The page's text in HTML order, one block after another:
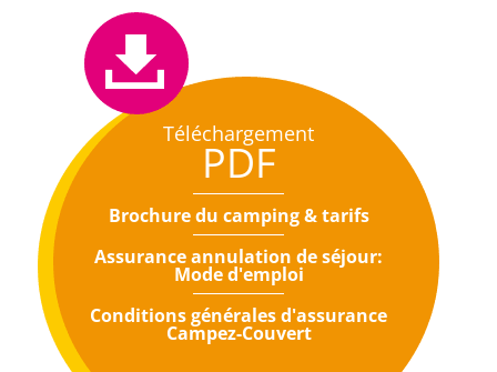
Téléchargement
PDF
Brochure du camping & tarifs
Assurance annulation de séjour:
Mode d'emploi
Conditions générales d'assurance
Campez-Couvert